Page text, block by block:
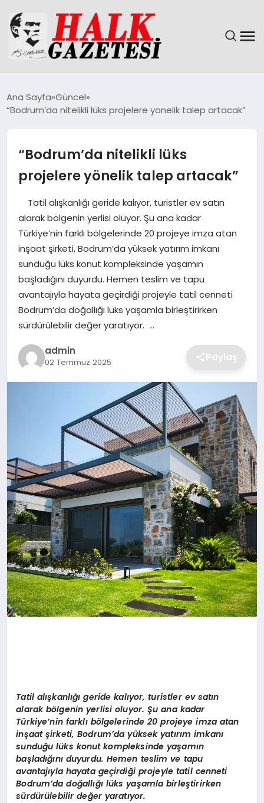
EĞITIM
EKONOMI
SAĞLIK
SIYASET
YAŞAM
Ana Sayfa Güncel
“Bodrum’da nitelikli lüks projelere yönelik talep artacak”
“Bodrum’da nitelikli lüks
projelere yönelik talep artacak”
Tatil alışkanlığı geride kalıyor, turistler ev satın
alarak bölgenin yerlisi oluyor. Şu ana kadar
Türkiye’nin farklı bölgelerinde 20 projeye imza atan
inşaat şirketi, Bodrum’da yüksek yatırım imkanı
sunduğu lüks konut kompleksinde yaşamın
başladığını duyurdu. Hemen teslim ve tapu
avantajıyla hayata geçirdiği projeyle tatil cenneti
Bodrum’da doğallığı lüks yaşamla birleştirirken
sürdürülebilir değer yaratıyor. …
admin
02 Temmuz 2025 Paylaş
Tatil alışkanlığı geride kalıyor, turistler ev satın
alarak bölgenin yerlisi oluyor. Şu ana kadar
Türkiye’nin farklı bölgelerinde 20 projeye imza atan
inşaat şirketi, Bodrum’da yüksek yatırım imkanı
sunduğu lüks konut kompleksinde yaşamın
başladığını duyurdu. Hemen teslim ve tapu
avantajıyla hayata geçirdiği projeyle tatil cenneti
Bodrum’da doğallığı lüks yaşamla birleştirirken
sürdürülebilir değer yaratıyor.